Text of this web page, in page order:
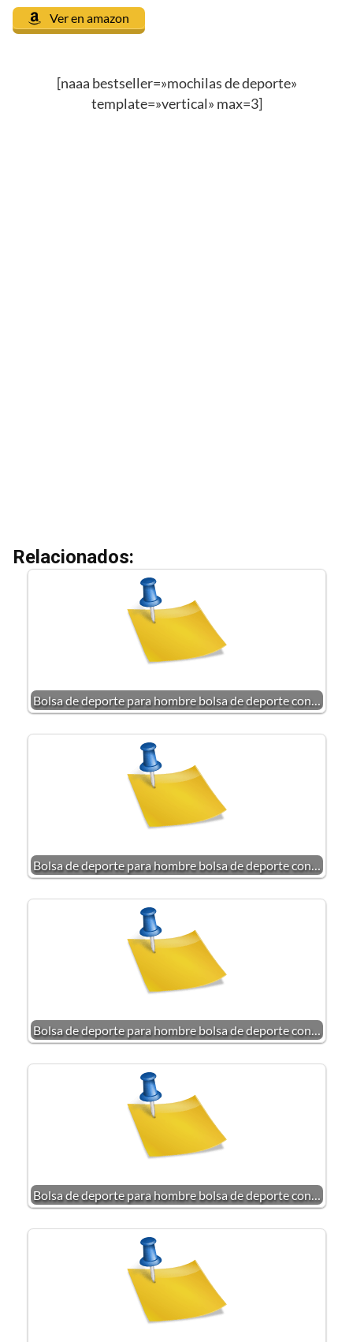
Ver en amazon
[naaa bestseller=»mochilas de deporte»
template=»vertical» max=3]
Relacionados:
Bolsa de deporte para hombre bolsa de deporte con…
Bolsa de deporte para hombre bolsa de deporte con…
Bolsa de deporte para hombre bolsa de deporte con…
Bolsa de deporte para hombre bolsa de deporte con…